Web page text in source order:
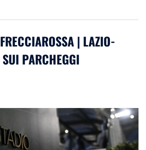
| LAZIO-
PARCHEGGI